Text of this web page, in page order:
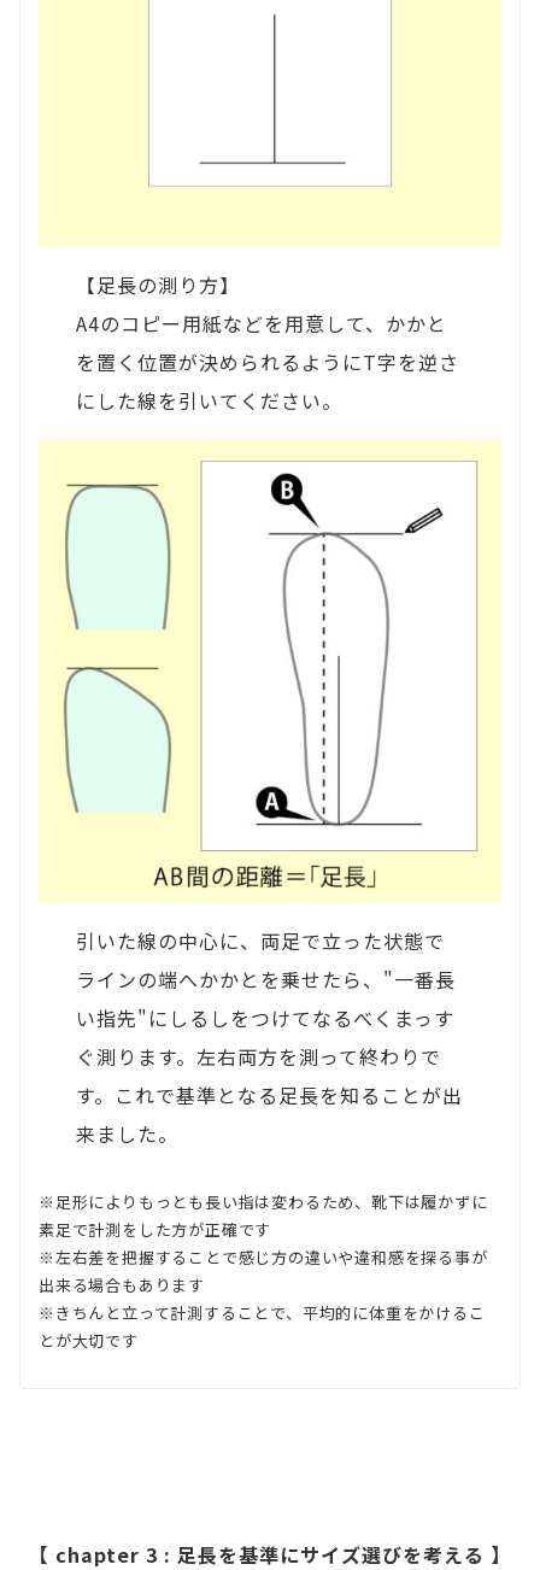
【足長の測り方】
A4のコピー用紙などを用意して、かかと
を置く位置が決められるようにT字を逆さ
にした線を引いてください。
引いた線の中心に、両足で立った状態で
ラインの端へかかとを乗せたら、"一番長
い指先"にしるしをつけてなるべくまっす
ぐ測ります。左右両方を測って終わりで
す。これで基準となる足長を知ることが出
来ました。
※足形によりもっとも長い指は変わるため、靴下は履かずに
素足で計測をした方が正確です
※左右差を把握することで感じ方の違いや違和感を探る事が
出来る場合もあります
※きちんと立って計測することで、平均的に体重をかけるこ
とが大切です
【 chapter 3 : 足長を基準にサイズ選びを考える 】